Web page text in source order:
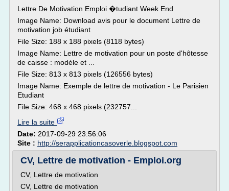
Lettre De Motivation Emploi �tudiant Week End
Image Name: Download avis pour le document Lettre de
motivation job étudiant
File Size: 188 x 188 pixels (8118 bytes)
Image Name: Lettre de motivation pour un poste d'hôtesse
de caisse : modèle et ...
File Size: 813 x 813 pixels (126556 bytes)
Image Name: Exemple de lettre de motivation - Le Parisien
Etudiant
File Size: 468 x 468 pixels (232757...
Lire la suite
Date: 2017-09-29 23:56:06
Site : http://serapplicationcasoverle.blogspot.com
CV, Lettre de motivation - Emploi.org
CV, Lettre de motivation
CV, Lettre de motivation